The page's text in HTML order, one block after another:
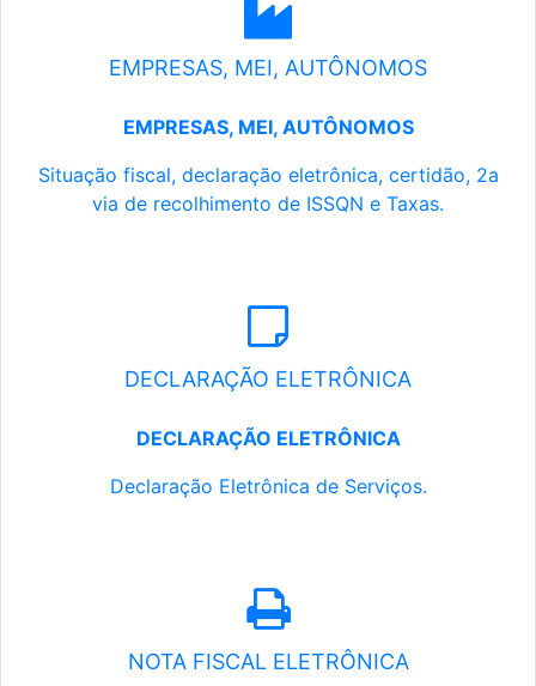
EMPRESAS, MEI, AUTÔNOMOS
EMPRESAS, MEI, AUTÔNOMOS
Situação fiscal, declaração eletrônica, certidão, 2a
via de recolhimento de ISSQN e Taxas.
DECLARAÇÃO ELETRÔNICA
DECLARAÇÃO ELETRÔNICA
Declaração Eletrônica de Serviços.
NOTA FISCAL ELETRÔNICA